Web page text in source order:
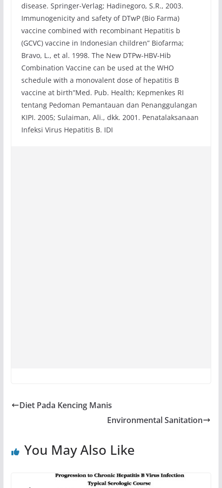
disease. Springer-Verlag; Hadinegoro, S.R., 2003.
Immunogenicity and safety of DTwP (Bio Farma)
vaccine combined with recombinant Hepatitis b
(GCVC) vaccine in Indonesian children” Biofarma;
Bravo, L., et al. 1998. The New DTPw-HBV-Hib
Combination Vaccine can be used at the WHO
schedule with a monovalent dose of hepatitis B
vaccine at birth”Med. Pub. Health; Kepmenkes RI
tentang Pedoman Pemantauan dan Penanggulangan
KIPI. 2005; Sulaiman, Ali., dkk. 2001. Penatalaksanaan
Infeksi Virus Hepatitis B. IDI
Diet Pada Kencing Manis
Environmental Sanitation
You May Also Like